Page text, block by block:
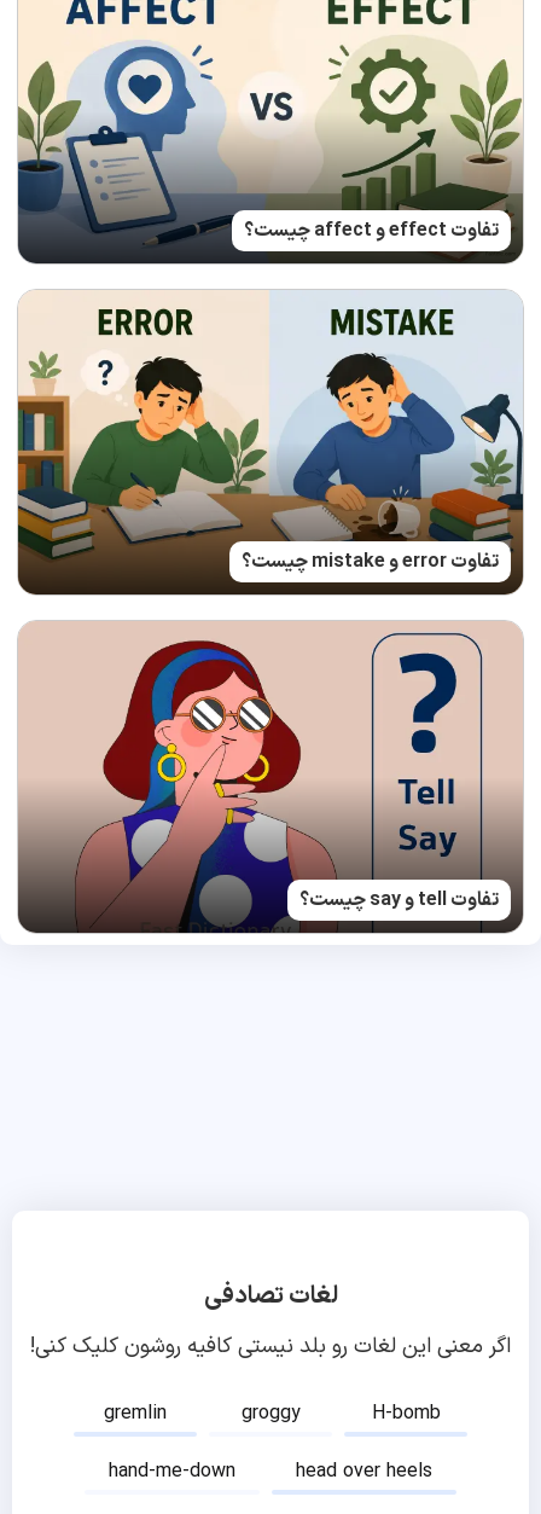
تفاوت effect و affect چیست؟
تفاوت error و mistake چیست؟
تفاوت tell و say چیست؟
لغات تصادفی
اگر معنی این لغات رو بلد نیستی کافیه روشون کلیک کنی!
gremlin groggy
H-bomb
hand-me-down
head over heels